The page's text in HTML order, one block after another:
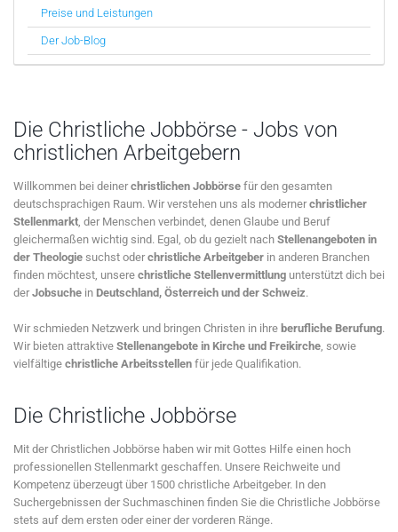
Preise und Leistungen
Der Job-Blog
Die Christliche Jobbörse - Jobs von
christlichen Arbeitgebern
Willkommen bei deinerchristlichen Jobbörse für den gesamten
deutschsprachigen Raum. Wir verstehen uns als modernerchristlicher
Stellenmarkt , der Menschen verbindet, denen Glaube und Beruf
gleichermaßen wichtig sind. Egal, ob du gezielt nach Stellenangeboten in
der Theologie suchst oderchristliche Arbeitgeber in anderen Branchen
finden möchtest, unsere christliche Stellenvermittlung unterstützt dich bei
derJobsuche in Deutschland, Österreich und der Schweiz.
Wir schmieden Netzwerk und bringen Christen in ihre berufliche Berufung.
Wir bieten attraktive Stellenangebote in Kirche und Freikirche , sowie
vielfältige christliche Arbeitsstellen für jede Qualifikation.
Die Christliche Jobbörse
Mit der Christlichen Jobbörse haben wir mit Gottes Hilfe einen hoch
professionellen Stellenmarkt geschaffen. Unsere Reichweite und
Kompetenz überzeugt über 1500 christliche Arbeitgeber. In den
Suchergebnissen der Suchmaschinen finden Sie die Christliche Jobbörse
stets auf dem ersten oder einer der vorderen Ränge.